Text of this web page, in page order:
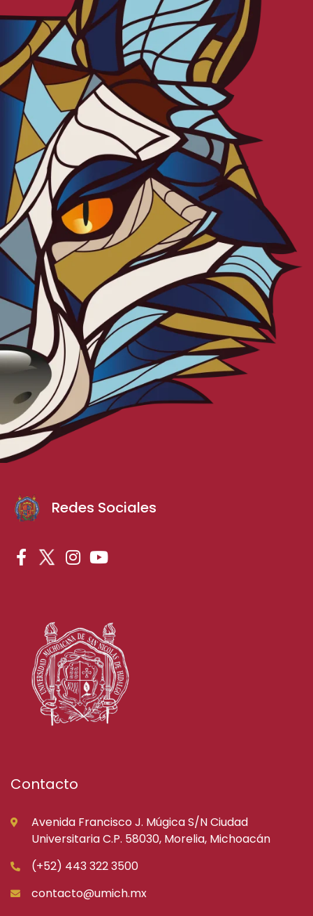
Redes Sociales
Contacto
Avenida Francisco J. Múgica S/N Ciudad
Universitaria C.P. 58030, Morelia, Michoacán
(+52) 443 322 3500
contacto@umich.mx